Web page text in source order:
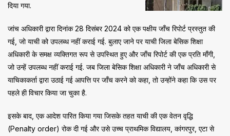
दिया गया.
जांच अधिकारी द्वारा दिनांक 28 दिसंबर 2024 को एक पक्षीय जाँच रिपोर्ट प्रस्तुत की
गई, जो याची को उपलब्ध नहीं कराई गई. बुलाए जाने पर याची जिला बेसिक शिक्षा
अधिकारी के समक्ष व्यक्तिगत रूप से उपस्थित हुए और जाँच रिपोर्ट की एक प्रति माँगी,
जो उन्हें उपलब्ध नहीं कराई गई. जब जिला बेसिक शिक्षा अधिकारी ने जाँच अधिकारी से
याचिकाकर्ता द्वारा उठाई गई आपत्ति पर जाँच करने को कहा, तो उन्होंने कहा कि उस पर
पहले ही विचार किया जा चुका है.
इसके बाद, एक आदेश पारित किया गया जिसके तहत याची की एक वेतन वृद्धि
(Penalty order) रोक दी गई और उसे उच्च प्राथमिक विद्यालय, कांगरपुर, एटा से